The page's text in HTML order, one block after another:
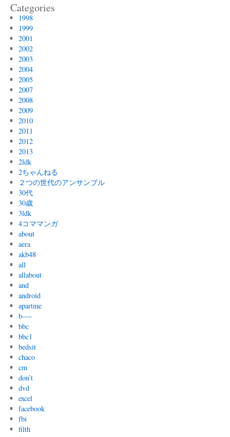
Categories
1998
1999
2001
2002
2003
2004
2005
2007
2008
2009
2010
2011
2012
2013
2ldk
2ちゃんねる
２つの世代のアンサンブル
30代
30歳
3ldk
4コママンガ
about
aera
akb48
all
allabout
and
android
apartme
b—-
bbc
bbc1
bedsit
chaco
cm
don’t
dvd
excel
facebook
fbi
filth